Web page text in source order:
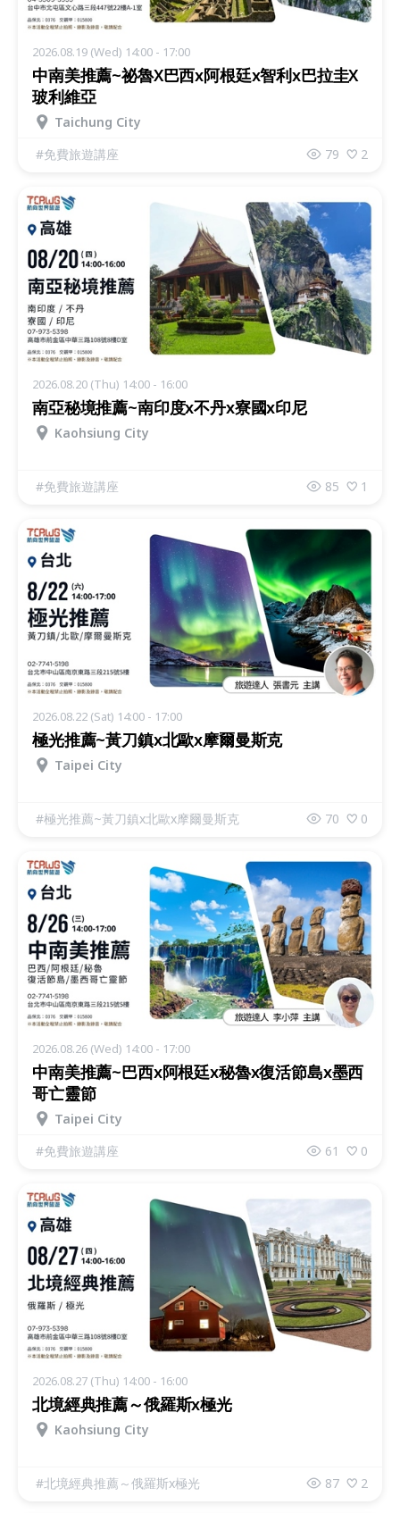
2026.08.19 (Wed) 14:00 - 17:00
中南美推薦~祕魯X巴西x阿根廷x智利x巴拉圭X
玻利維亞
Taichung City
#免費旅遊講座 79 2
2026.08.20 (Thu) 14:00 - 16:00
南亞秘境推薦~南印度x不丹x寮國x印尼
Kaohsiung City
#免費旅遊講座 85 1
2026.08.22 (Sat) 14:00 - 17:00
極光推薦~黃刀鎮x北歐x摩爾曼斯克
Taipei City
#極光推薦~黃刀鎮x北歐x摩爾曼斯克 70 0
2026.08.26 (Wed) 14:00 - 17:00
中南美推薦~巴西x阿根廷x秘魯x復活節島x墨西
哥亡靈節
Taipei City
#免費旅遊講座 61 0
2026.08.27 (Thu) 14:00 - 16:00
北境經典推薦～俄羅斯x極光
Kaohsiung City
#北境經典推薦～俄羅斯x極光 87 2